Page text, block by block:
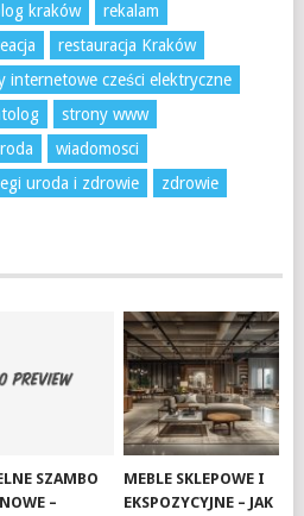
kraków
rekalam
restauracja Kraków
internetowe cześci elektryczne
strony www
wiadomosci
uroda i zdrowie
zdrowie
SZAMBO
–
MEBLE SKLEPOWE I
EKSPOZYCYJNE – JAK